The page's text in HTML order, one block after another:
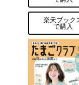
楽天ブック
で購入